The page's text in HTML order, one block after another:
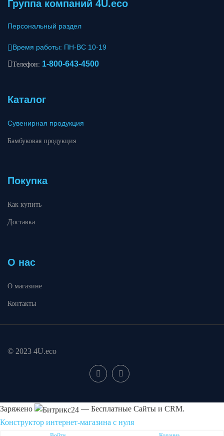
Группа компаний 4U.eco
Персональный раздел
Время работы: ПН-ВС 10-19
Телефон: 1-800-643-4500
Каталог
Сувенирная продукция
Бамбуковая продукция
Покупка
Как купить
Доставка
О нас
О магазине
Контакты
© 2023 4U.eco
Заряжено
— Бесплатные Сайты и CRM.
Конструктор интернет-магазина с нуля